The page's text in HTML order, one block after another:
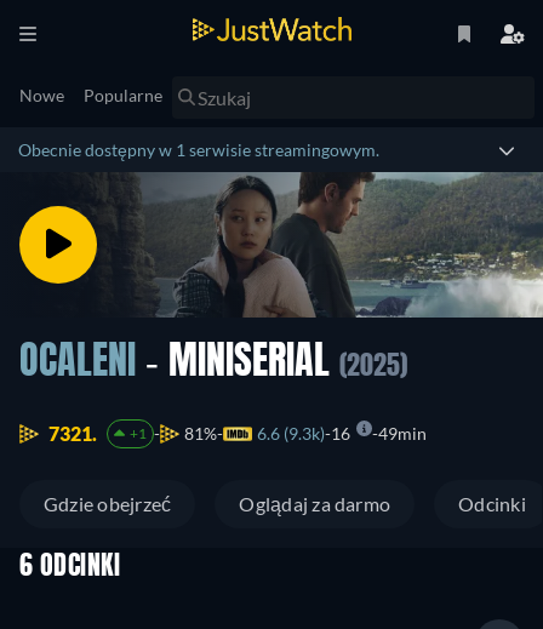
Nowe Popularne
Obecnie dostępny w 1 serwisie streamingowym.
OCALENI - MINISERIAL (2025)
7321. +1 81% 6.6 (9.3k) 16 49min
Gdzie obejrzeć Oglądaj za darmo Odcinki
6 ODCINKI